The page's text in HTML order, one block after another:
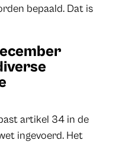
bepaald. Dat is
artikel 34 in de
ingevoerd. Het